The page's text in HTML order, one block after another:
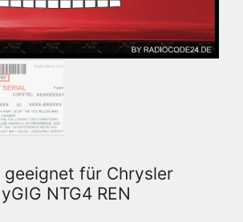
geeignet für Chrysler
NTG4 REN